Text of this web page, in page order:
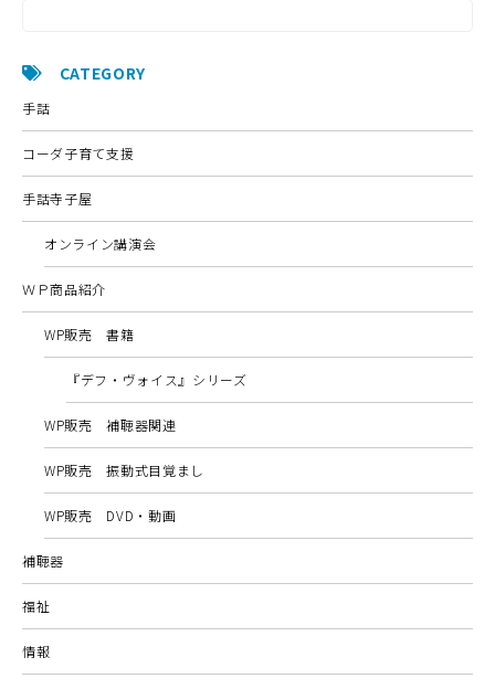
CATEGORY
手話
コーダ子育て支援
手話寺子屋
オンライン講演会
ＷＰ商品紹介
WP販売 書籍
『デフ・ヴォイス』シリーズ
WP販売 補聴器関連
WP販売 振動式目覚まし
WP販売 DVD・動画
補聴器
福祉
情報